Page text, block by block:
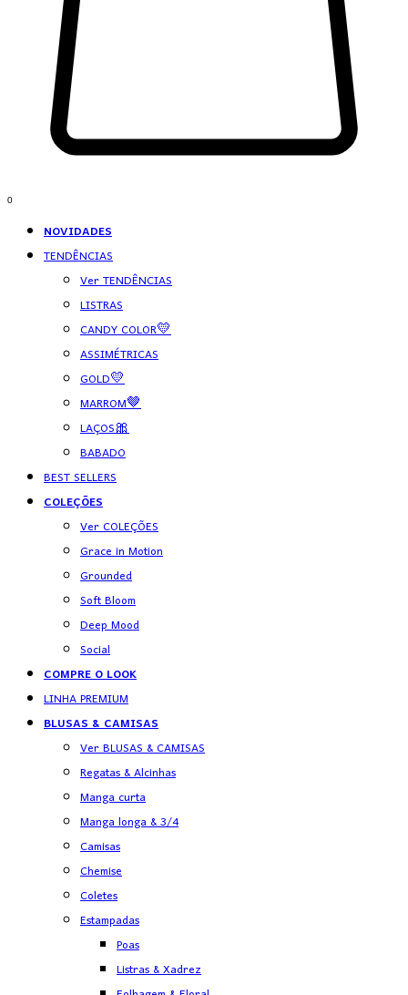
0
NOVIDADES
TENDÊNCIAS
Ver TENDÊNCIAS
LISTRAS
CANDY COLOR💛
ASSIMÉTRICAS
GOLD💛
MARROM🤎
LAÇOS🎀
BABADO
BEST SELLERS
COLEÇÕES
Ver COLEÇÕES
Grace in Motion
Grounded
Soft Bloom
Deep Mood
Social
COMPRE O LOOK
LINHA PREMIUM
BLUSAS & CAMISAS
Ver BLUSAS & CAMISAS
Regatas & Alcinhas
Manga curta
Manga longa & 3/4
Camisas
Chemise
Coletes
Estampadas
Poas
Listras & Xadrez